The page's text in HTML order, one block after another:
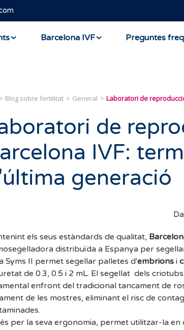
Barcelona IVF Preguntes
Blog sobre fertilitat General Laboratori de
de
IVF:
generació
els seus estàndards de qualitat,
distribuïda a Espanya per
Syms II permet segellar palletes d'embrions i
de 0.3, 0.5 i 2 mL. El segellat dels
enfront del tradicional tancament de
de les mostres, eliminant el risc de
per la seva ergonomia, permet utilitzar-la en